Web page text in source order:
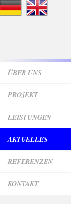
ÜBER UNS
PROJEKT
LEISTUNGEN
AKTUELLES
REFERENZEN
KONTAKT